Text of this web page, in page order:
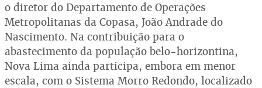
o diretor do Departamento de Operações
Metropolitanas da Copasa, João Andrade do
Nascimento. Na contribuição para o
abastecimento da população belo-horizontina,
Nova Lima ainda participa, embora em menor
escala, com o Sistema Morro Redondo, localizado